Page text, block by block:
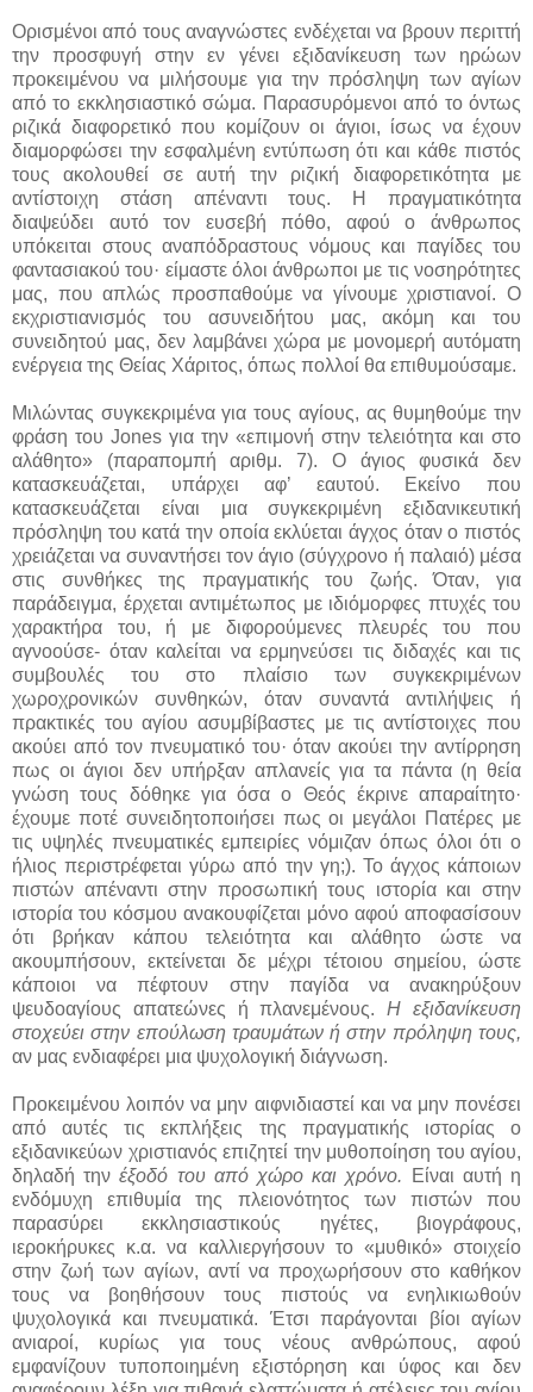
Ορισμένοι από τους αναγνώστες ενδέχεται να βρουν περιττή
την προσφυγή στην εν γένει εξιδανίκευση των ηρώων
προκειμένου να μιλήσουμε για την πρόσληψη των αγίων
από το εκκλησιαστικό σώμα. Παρασυρόμενοι από το όντως
ριζικά διαφορετικό που κομίζουν οι άγιοι, ίσως να έχουν
διαμορφώσει την εσφαλμένη εντύπωση ότι και κάθε πιστός
τους ακολουθεί σε αυτή την ριζική διαφορετικότητα με
αντίστοιχη στάση απέναντι τους. Η πραγματικότητα
διαψεύδει αυτό τον ευσεβή πόθο, αφού ο άνθρωπος
υπόκειται στους αναπόδραστους νόμους και παγίδες του
φαντασιακού του· είμαστε όλοι άνθρωποι με τις νοσηρότητες
μας, που απλώς προσπαθούμε να γίνουμε χριστιανοί. Ο
εκχριστιανισμός του ασυνειδήτου μας, ακόμη και του
συνειδητού μας, δεν λαμβάνει χώρα με μονομερή αυτόματη
ενέργεια της Θείας Χάριτος, όπως πολλοί θα επιθυμούσαμε.
Μιλώντας συγκεκριμένα για τους αγίους, ας θυμηθούμε την
φράση του Jones για την «επιμονή στην τελειότητα και στο
αλάθητο» (παραπομπή αριθμ. 7). Ο άγιος φυσικά δεν
κατασκευάζεται, υπάρχει αφ’ εαυτού. Εκείνο που
κατασκευάζεται είναι μια συγκεκριμένη εξιδανικευτική
πρόσληψη του κατά την οποία εκλύεται άγχος όταν ο πιστός
χρειάζεται να συναντήσει τον άγιο (σύγχρονο ή παλαιό) μέσα
στις συνθήκες της πραγματικής του ζωής. Όταν, για
παράδειγμα, έρχεται αντιμέτωπος με ιδιόμορφες πτυχές του
χαρακτήρα του, ή με διφορούμενες πλευρές του που
αγνοούσε- όταν καλείται να ερμηνεύσει τις διδαχές και τις
συμβουλές του στο πλαίσιο των συγκεκριμένων
χωροχρονικών συνθηκών, όταν συναντά αντιλήψεις ή
πρακτικές του αγίου ασυμβίβαστες με τις αντίστοιχες που
ακούει από τον πνευματικό του· όταν ακούει την αντίρρηση
πως οι άγιοι δεν υπήρξαν απλανείς για τα πάντα (η θεία
γνώση τους δόθηκε για όσα ο Θεός έκρινε απαραίτητο·
έχουμε ποτέ συνειδητοποιήσει πως οι μεγάλοι Πατέρες με
τις υψηλές πνευματικές εμπειρίες νόμιζαν όπως όλοι ότι ο
ήλιος περιστρέφεται γύρω από την γη;). Το άγχος κάποιων
πιστών απέναντι στην προσωπική τους ιστορία και στην
ιστορία του κόσμου ανακουφίζεται μόνο αφού αποφασίσουν
ότι βρήκαν κάπου τελειότητα και αλάθητο ώστε να
ακουμπήσουν, εκτείνεται δε μέχρι τέτοιου σημείου, ώστε
κάποιοι να πέφτουν στην παγίδα να ανακηρύξουν
ψευδοαγίους απατεώνες ή πλανεμένους.Η εξιδανίκευση
στοχεύει στην επούλωση τραυμάτων ή στην πρόληψη τους,
αν μας ενδιαφέρει μια ψυχολογική διάγνωση.
Προκειμένου λοιπόν να μην αιφνιδιαστεί και να μην πονέσει
από αυτές τις εκπλήξεις της πραγματικής ιστορίας ο
εξιδανικεύων χριστιανός επιζητεί την μυθοποίηση του αγίου,
δηλαδή τηνέξοδό του από χώρο και χρόνο.
Είναι αυτή η
ενδόμυχη επιθυμία της πλειονότητος των πιστών που
παρασύρει εκκλησιαστικούς ηγέτες, βιογράφους,
ιεροκήρυκες κ.α. να καλλιεργήσουν το «μυθικό» στοιχείο
στην ζωή των αγίων, αντί να προχωρήσουν στο καθήκον
τους να βοηθήσουν τους πιστούς να ενηλικιωθούν
ψυχολογικά και πνευματικά. Έτσι παράγονται βίοι αγίων
ανιαροί, κυρίως για τους νέους ανθρώπους, αφού
εμφανίζουν τυποποιημένη εξιστόρηση και ύφος και δεν